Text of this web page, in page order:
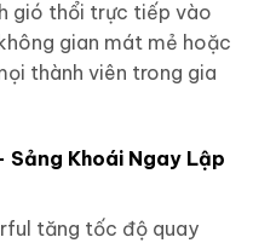
gió thổi trực tiếp vào
gian mát mẻ hoặc
thành viên trong gia
Sảng Khoái Ngay Lập
tăng tốc độ quay